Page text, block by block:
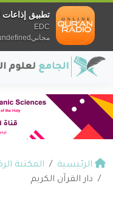
الرئيسية المكتبة
دار القرآن الكريم
تطبيق إذاعات
EDC
مجانيundefined